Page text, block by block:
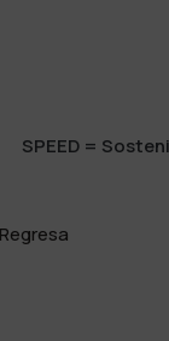
SPEED =
Regresa